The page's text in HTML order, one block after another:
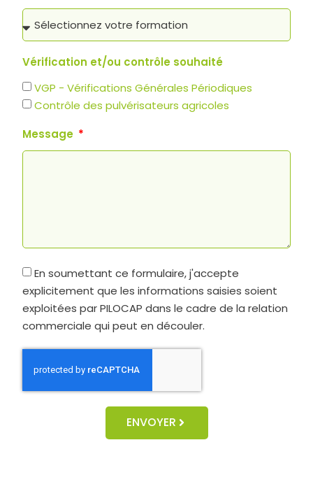
Vérification et/ou contrôle souhaité
VGP - Vérifications Générales Périodiques
Contrôle des pulvérisateurs agricoles
Message
En soumettant ce formulaire, j'accepte
explicitement que les informations saisies soient
exploitées par PILOCAP dans le cadre de la relation
commerciale qui peut en découler.
ENVOYER